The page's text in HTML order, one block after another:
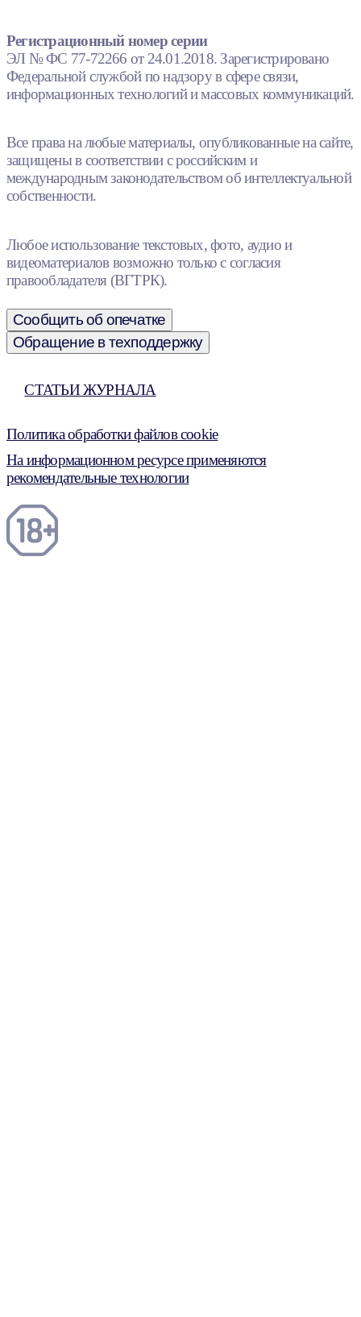
Регистрационный номер серии
ЭЛ № ФС 77-72266 от 24.01.2018. Зарегистрировано
Федеральной службой по надзору в сфере связи,
информационных технологий и массовых коммуникаций.
Все права на любые материалы, опубликованные на сайте,
защищены в соответствии с российским и
международным законодательством об интеллектуальной
собственности.
Любое использование текстовых, фото, аудио и
видеоматериалов возможно только с согласия
правообладателя (ВГТРК).
Сообщить об опечатке
Обращение в техподдержку
СТАТЬИ ЖУРНАЛА
Политика обработки файлов cookie
На информационном ресурсе применяются
рекомендательные технологии